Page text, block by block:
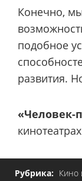
Конечно,
подобное
развития.
«Человек-
Рубрика: Кино